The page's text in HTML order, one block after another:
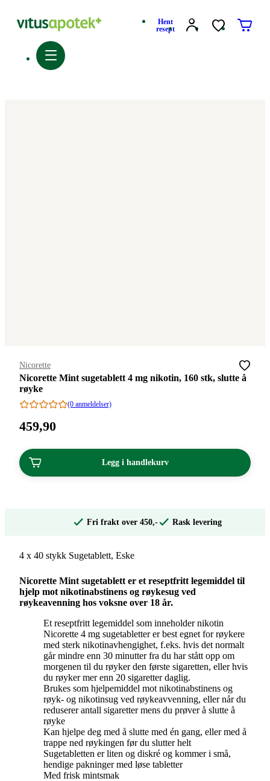
Hent
resept
Merke:
Nicorette
Nicorette Mint sugetablett 4 mg nikotin, 160 stk, slutte å
røyke
(0 anmeldelser)
Pris:
kroner.
459,90
Legg i handlekurv
Fri frakt over 450,- Rask levering
4 x 40 stykk Sugetablett, Eske
Nicorette Mint sugetablett er et reseptfritt legemiddel til
hjelp mot nikotinabstinens og røykesug ved
røykeavenning hos voksne over 18 år.
Et reseptfritt legemiddel som inneholder nikotin
Nicorette 4 mg sugetabletter er best egnet for røykere
med sterk nikotinavhengighet, f.eks. hvis det normalt
går mindre enn 30 minutter fra du har stått opp om
morgenen til du røyker den første sigaretten, eller hvis
du røyker mer enn 20 sigaretter daglig.
Brukes som hjelpemiddel mot nikotinabstinens og
røyk- og nikotinsug ved røykeavvenning, eller når du
reduserer antall sigaretter mens du prøver å slutte å
røyke
Kan hjelpe deg med å slutte med én gang, eller med å
trappe ned røykingen før du slutter helt
Sugetabletten er liten og diskré og kommer i små,
hendige pakninger med løse tabletter
Med frisk mintsmak